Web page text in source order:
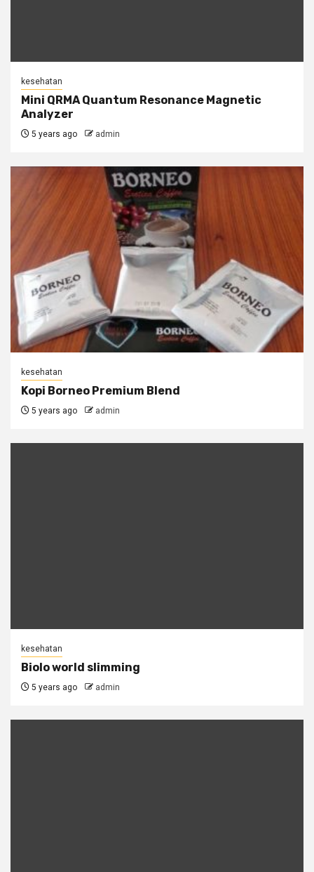
kesehatan
Mini QRMA Quantum Resonance Magnetic
Analyzer
5 years ago admin
kesehatan
Kopi Borneo Premium Blend
5 years ago admin
kesehatan
Biolo world slimming
5 years ago admin